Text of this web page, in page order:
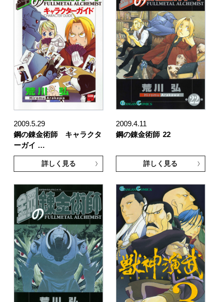
2009.5.29
鋼の錬金術師 キャラクタ
ーガイ …
詳しく見る
2009.4.11
鋼の錬金術師 22
詳しく見る